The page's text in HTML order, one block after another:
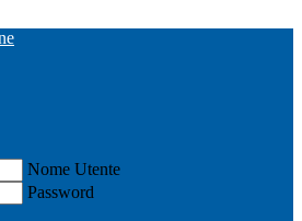
Nome Utente
Password